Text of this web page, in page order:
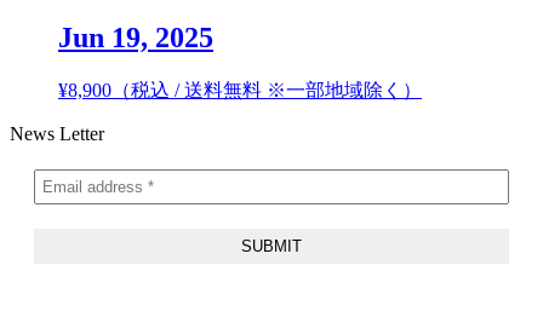
Jun 19, 2025
¥8,900 （税込 / 送料無料 ※一部地域除く）
News Letter